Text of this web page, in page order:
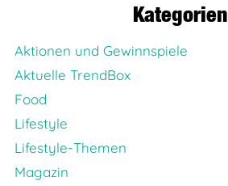
Kategorien
Aktionen und Gewinnspiele
Aktuelle TrendBox
Food
Lifestyle
Lifestyle-Themen
Magazin